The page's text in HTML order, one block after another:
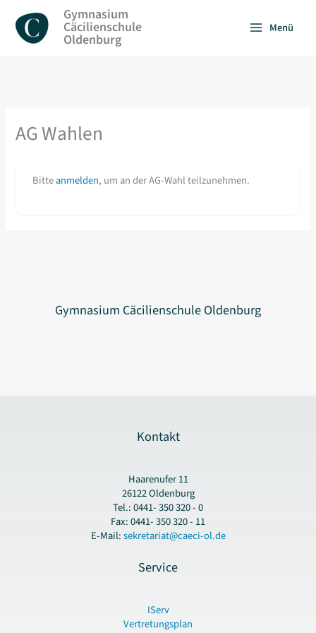
Inhalt
springen
Gymnasium
Cäcilienschule
Oldenburg
Menü
AG Wahlen
Bitteanmelden, um an der AG-Wahl teilzunehmen.
Gymnasium Cäcilienschule Oldenburg
Kontakt
Haarenufer 11
26122 Oldenburg
Tel.: 0441- 350 320 - 0
Fax: 0441- 350 320 - 11
E-Mail:sekretariat@caeci-ol.de
Service
IServ
Vertretungsplan